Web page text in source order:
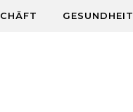
GESUNDHEIT